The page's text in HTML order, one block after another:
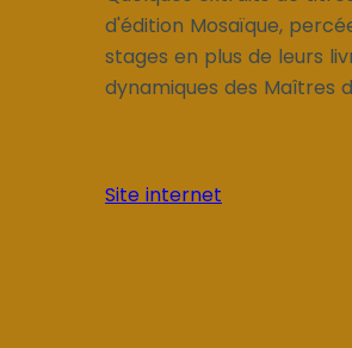
d'édition Mosaïque,
stages en plus de leurs
dynamiques des Maîtres
Site internet